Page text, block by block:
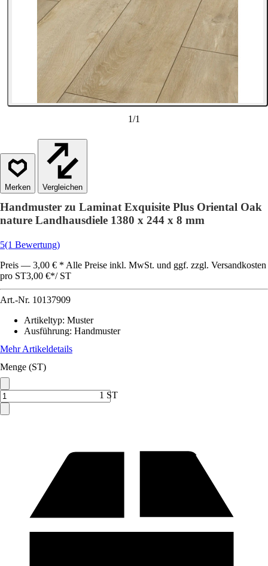
1/1
Vergleichen
Handmuster zu Laminat Exquisite Plus Oriental Oak
nature Landhausdiele 1380 x 244 x 8 mm
5(1 Bewertung)
Preis — 3,00 € * Alle Preise inkl. MwSt. und ggf. zzgl. Versandkosten
pro ST3,00 €*/ ST
Art.-Nr. 10137909
Artikeltyp: Muster
Ausführung: Handmuster
Mehr Artikeldetails
Menge (ST)
1 ST